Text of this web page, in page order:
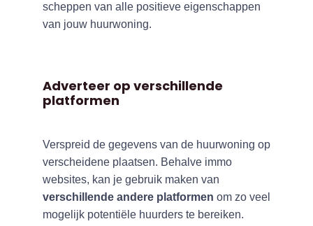
scheppen van alle positieve eigenschappen
van jouw huurwoning.
Adverteer op verschillende
platformen
Verspreid de gegevens van de huurwoning op
verscheidene plaatsen. Behalve immo
websites, kan je gebruik maken van
verschillende andere platformen om zo veel
mogelijk potentiële huurders te bereiken.